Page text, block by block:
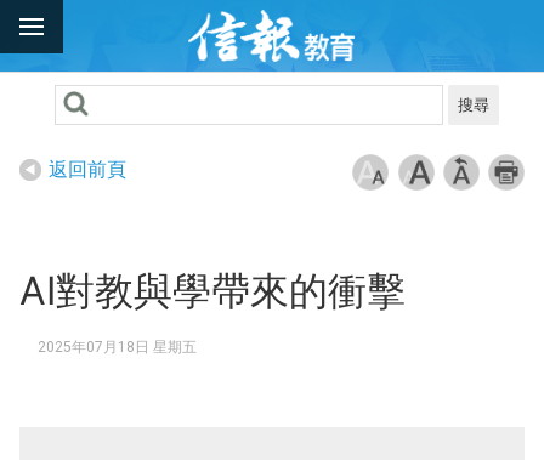
搜尋
返回前頁
AI對教與學帶來的衝擊
2025年07月18日 星期五